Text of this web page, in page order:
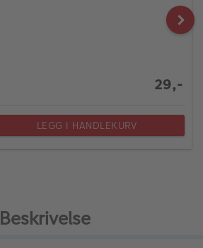
29,-
LEGG I HANDLEKURV
Beskrivelse